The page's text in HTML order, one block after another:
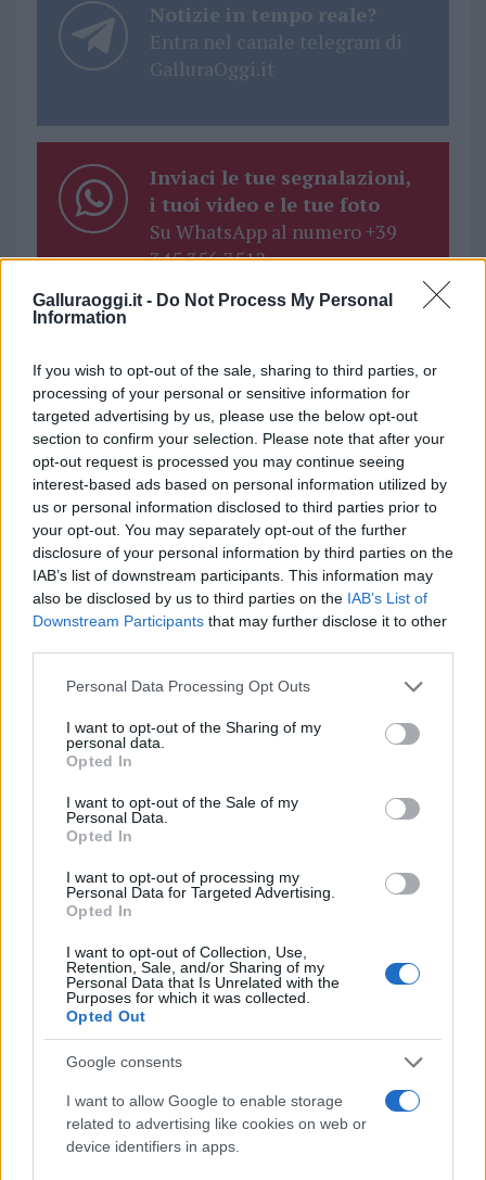
Galluraoggi.it - Do Not Process My Personal
Information
If you wish to opt-out of the sale, sharing to third parties, or
processing of your personal or sensitive information for
targeted advertising by us, please use the below opt-out
section to confirm your selection. Please note that after your
opt-out request is processed you may continue seeing
interest-based ads based on personal information utilized by
us or personal information disclosed to third parties prior to
your opt-out. You may separately opt-out of the further
disclosure of your personal information by third parties on the
IAB’s list of downstream participants. This information may
also be disclosed by us to third parties on the IAB’s List of
Downstream Participants that may further disclose it to other
Please note that this website/app uses one or more Google
not limited to your visit or usage behaviour. You may click to
grant or deny consent to Google and its third-party tags to
use your data for below specified purposes in below Google
consent section.
Personal Data Processing Opt Outs
I want to opt-out of the Sharing of my
personal data.
Opted In
I want to opt-out of the Sale of my
Personal Data.
Opted In
I want to opt-out of processing my
Personal Data for Targeted Advertising.
Opted In
I want to opt-out of Collection, Use,
Retention, Sale, and/or Sharing of my
Personal Data that Is Unrelated with the
Purposes for which it was collected.
Opted Out
Google consents
I want to allow Google to enable storage
related to advertising like cookies on web or
device identifiers in apps.
Notizie in tempo reale?
Entra nel canale telegram di
GalluraOggi.it
Inviaci le tue segnalazioni,
i tuoi video e le tue foto
Su WhatsApp al numero +39
345 356 7512
Ricevi le nostre ultime news
daGoogle News
Condividi l'articolo
F
a
ce
b
o
o
k
T
w
it
te
r
Pi
n
te
re
st
W
h
at
s
A
S
h
a
re
Articolo precedente
Prossimo articolo
NOTIZIE RECENTI
Scontro Misericordia-Comune: Oltre le Bocche
Salvini contestato a L’Agnata, il ministro
interviene: “Amo De Andrè che democrazia è?”
Porto Taverna, strage di pesci nello stagno:
scattano le prime bonifiche
Olbia, stretta sulla sicurezza per il Red Valley
2026: tutti i divieti